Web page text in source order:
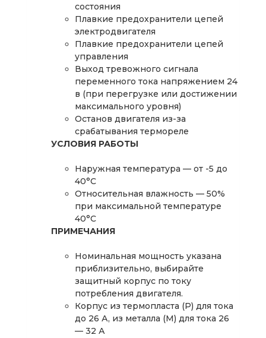
состояния
Плавкие предохранители цепей
электродвигателя
Плавкие предохранители цепей
управления
Выход тревожного сигнала
переменного тока напряжением 24
в (при перегрузке или достижении
максимального уровня)
Останов двигателя из-за
срабатывания термореле
УСЛОВИЯ РАБОТЫ
Наружная температура — от -5 до
40°С
Относительная влажность — 50%
при максимальной температуре
40°C
ПРИМЕЧАНИЯ
Номинальная мощность указана
приблизительно, выбирайте
защитный корпус по току
потребления двигателя.
Корпус из термопласта (Р) для тока
до 26 А, из металла (М) для тока 26
— 32 А